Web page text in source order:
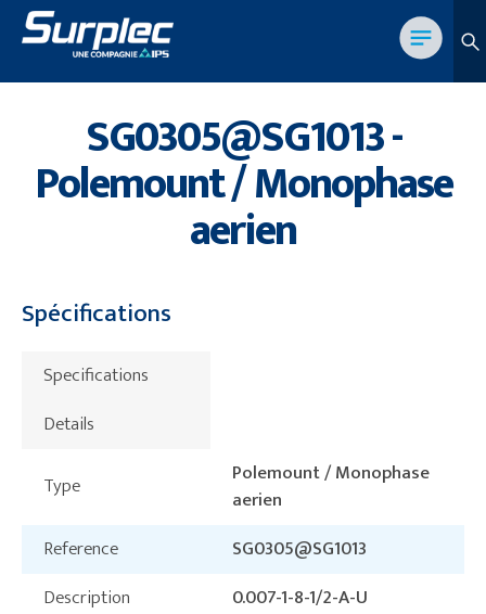
SG0305@SG1013 -
Polemount / Monophase
aerien
Spécifications
Specifications
Details
Type
Polemount / Monophase
aerien
Reference
SG0305@SG1013
Description
0.007-1-8-1/2-A-U